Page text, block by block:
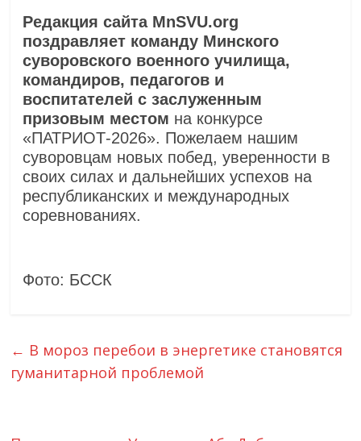
Редакция сайта MnSVU.org
поздравляет команду Минского
суворовского военного училища,
командиров, педагогов и
воспитателей с заслуженным
призовым местом на конкурсе
«ПАТРИОТ‑2026». Пожелаем нашим
суворовцам новых побед, уверенности в
своих силах и дальнейших успехов на
республиканских и международных
соревнованиях.
Фото: БССК
← В мороз перебои в энергетике становятся
гуманитарной проблемой